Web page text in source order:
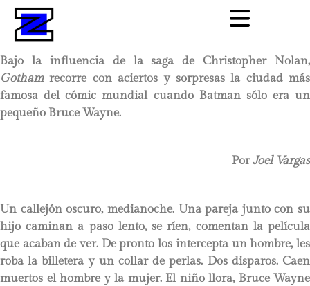
Bajo la influencia de la saga de Christopher Nolan,
Gothamrecorre con aciertos y sorpresas la ciudad más
famosa del cómic mundial cuando Batman sólo era un
pequeño Bruce Wayne.
PorJoel Vargas
Un callejón oscuro, medianoche. Una pareja junto con su
hijo caminan a paso lento, se ríen, comentan la película
que acaban de ver. De pronto los intercepta un hombre, les
roba la billetera y un collar de perlas. Dos disparos. Caen
muertos el hombre y la mujer. El niño llora, Bruce Wayne